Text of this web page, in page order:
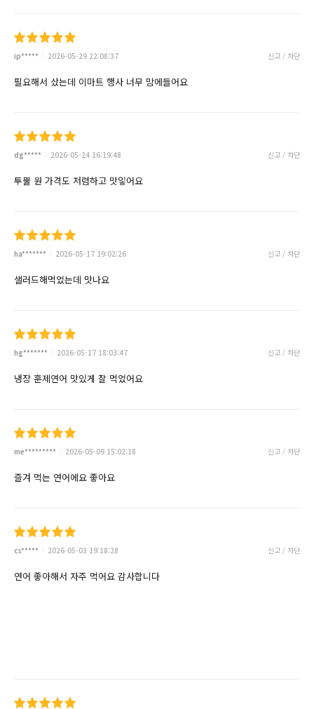
ip***** 2026-05-29 22:08:37 신고 / 차단
필요해서 샀는데 이마트 행사 너무 맘에들어요
dg***** 2026-05-24 16:19:48 신고 / 차단
투뿔 원 가격도 저렴하고 맛잏어요
ha******* 2026-05-17 19:02:26 신고 / 차단
샐러드해먹었는데 맛나요
hg******* 2026-05-17 18:03:47 신고 / 차단
냉장 훈제연어 맛있게 잘 먹었어요
me********* 2026-05-09 15:02:18 신고 / 차단
즐겨 먹는 연어에요 좋아요
cs***** 2026-05-03 19:18:28 신고 / 차단
연어 좋아해서 자주 먹어요 감사합니다